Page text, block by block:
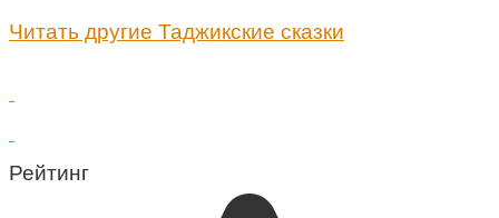
Читать другие Таджикские сказки
Рейтинг